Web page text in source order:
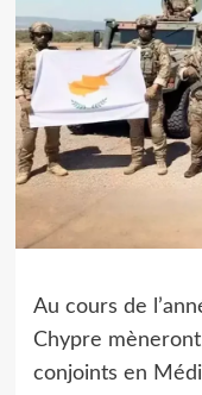
Au cours de
Chypre
conjoints en